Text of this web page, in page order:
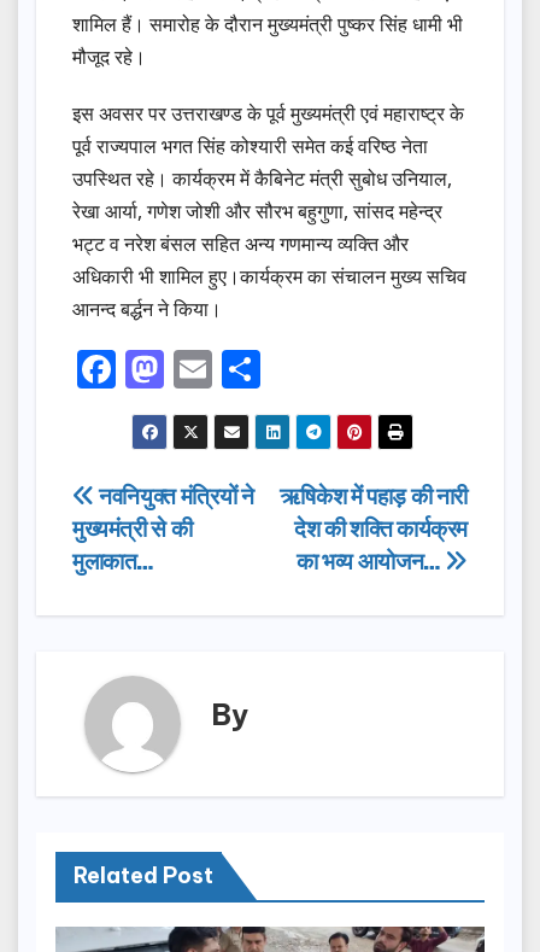
शामिल हैं। समारोह के दौरान मुख्यमंत्री पुष्कर सिंह धामी भी
मौजूद रहे।
इस अवसर पर उत्तराखण्ड के पूर्व मुख्यमंत्री एवं महाराष्ट्र के
पूर्व राज्यपाल भगत सिंह कोश्यारी समेत कई वरिष्ठ नेता
उपस्थित रहे। कार्यक्रम में कैबिनेट मंत्री सुबोध उनियाल,
रेखा आर्या, गणेश जोशी और सौरभ बहुगुणा, सांसद महेन्द्र
भट्ट व नरेश बंसल सहित अन्य गणमान्य व्यक्ति और
अधिकारी भी शामिल हुए।कार्यक्रम का संचालन मुख्य सचिव
आनन्द बर्द्धन ने किया।
F
a
c
e
b
o
M
a
st
o
d
E
m
ail
h
ar
e
Post
navigation
ऋषिकेश में पहाड़ की नारी
देश की शक्ति कार्यक्रम
का भव्य आयोजन…
नवनियुक्त मंत्रियों ने
मुख्यमंत्री से की
मुलाकात…
By
Related Post